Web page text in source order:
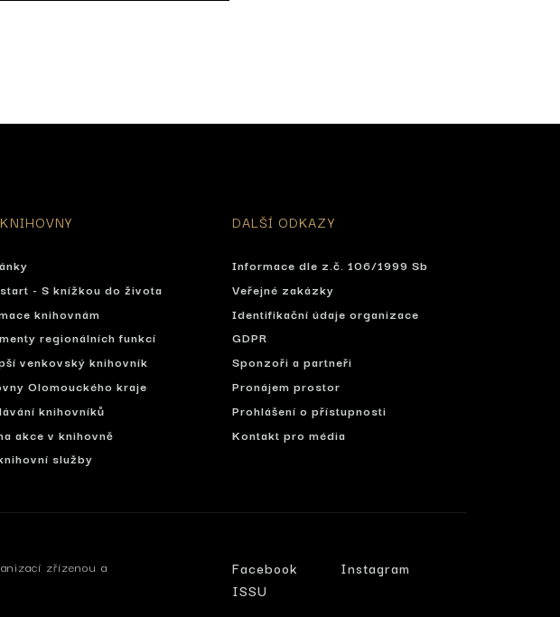
- S knížkou do života
knihovnám
regionálních funkcí
venkovský knihovník
Olomouckého kraje
knihovníků
akce v knihovně
služby
DALŠÍ ODKAZY
Informace dle z.č. 106/1999 Sb
Veřejné zakázky
Identifikační údaje organizace
GDPR
Sponzoři a partneři
Pronájem prostor
Prohlášení o přístupnosti
Kontakt pro média
zřízenou a
Facebook
Instagram
ISSU